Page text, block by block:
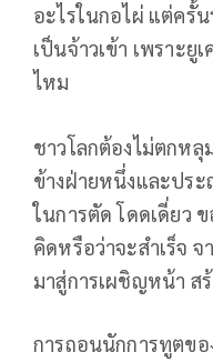
อะไรในกอไผ่ แต่ครั้
เป็นจ้าวเข้า เพราะยู
ไหม
ชาวโลกต้องไม่ตกหลุ
ข้างฝ่ายหนึ่งและปร
ในการตัด โดดเดี่ยว
คิดหรือว่าจะสำเร็จ
มาสู่การเผชิญหน้า ส
การถอนนักการทูตขอ